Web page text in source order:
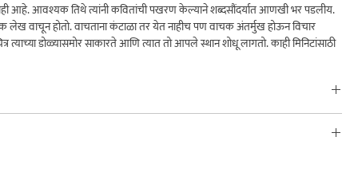
आहे. आवश्यक तिथे त्यांनी कवितांची पखरण केल्याने शब्दसौंदर्यात आणखी भर पडलीय.
लेख वाचून होतो. वाचताना कंटाळा तर येत नाहीच पण वाचक अंतर्मुख होऊन विचार
त्याच्या डोळ्यासमोर साकारते आणि त्यात तो आपले स्थान शोधू लागतो. काही मिनिटांसाठी
लघुलेखांद्वारे लेखिकेने जे चिंतन मांडले आहे ते वाचकांचे प्रबोधन करणारे आहे. सामाजिक
या लेखांच्या माध्यमातून सुजाताताईंनी समाजशिक्षकाची भूमिका पार पाडलीय. यातून
विचार, संस्कार, नवा भारत, कोविडच्या काळाचे चित्रण, लोकशाही, घरपण, वृद्धावस्था, प्रेरणा,
राजकारण, प्रसारमाध्यमे, स्वप्रतिमा, ग्रंथश्रेष्ठता, निरोप, वाचन हे व असे चौफेर चिंतन आहे.